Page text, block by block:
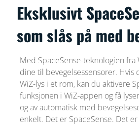
Eksklusivt
som slås på med
Med SpaceSense-teknologien fra
dine til bevegelsessensorer. Hvis
WiZ-lys i et rom, kan du aktivere
funksjonen i WiZ-appen og få
og av automatisk med
enkelt. Det er SpaceSense. Det er